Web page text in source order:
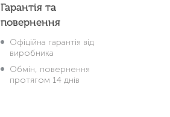
Гарантія та
повернення
Офіційна гарантія від
виробника
Обмін, повернення
протягом 14 днів